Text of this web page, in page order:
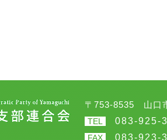
〒753-8535 山口
TEL 083-925-
FAX 083-923-